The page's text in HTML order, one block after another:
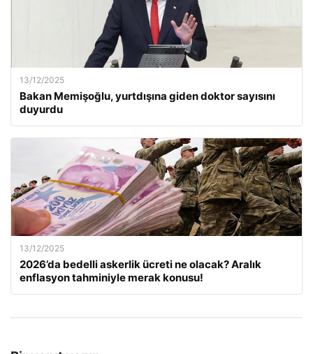
13/12/2025
Bakan Memişoğlu, yurtdışına giden doktor sayısını
duyurdu
13/12/2025
2026’da bedelli askerlik ücreti ne olacak? Aralık
enflasyon tahminiyle merak konusu!